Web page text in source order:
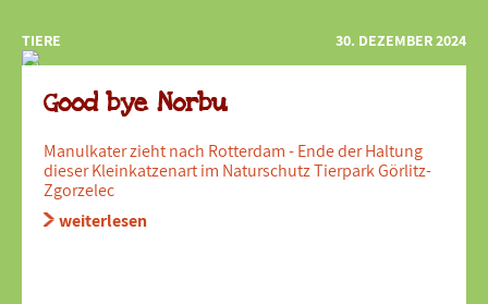
TIERE 30. DEZEMBER 2024
Good bye Norbu
Manulkater zieht nach Rotterdam - Ende der Haltung
dieser Kleinkatzenart im Naturschutz Tierpark Görlitz-
Zgorzelec
weiterlesen